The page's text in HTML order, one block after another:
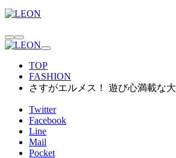
TOP
FASHION
さすがエルメス！ 遊び心満載な
Twitter
Facebook
Line
Mail
Pocket